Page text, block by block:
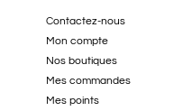
Contactez-nous
Mon compte
Nos boutiques
Mes commandes
Mes points